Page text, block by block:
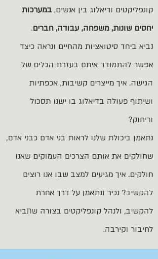
קונפליקטים ודיאלוג בין אנשים, במערכות
יחסים שונות, משפחה, עבודה, חברים.
נביא ביחד סיטואציות מהחיים ונראה כיצד
אפשר להתמודד איתם בעזרת הכלים של
הגישה. איך מייצרים קשיבות, אכפתיות
ושיתוף פעולה בדיאלוג בו ישנו תסכול
וריחוק?
נתאמן ביכולת שלנו לראות בני אדם כבני אדם,
שחולקים את אותם הצרכים העמוקים שאנו
חולקים. איך מגיעים למצב שבו אנו רוצים
להקשיב? נכיר ונתאמן על דרך אחרת
להקשיב, ולנהל קונפליקטים בצורה שתביא
לחיבור וקירבה.